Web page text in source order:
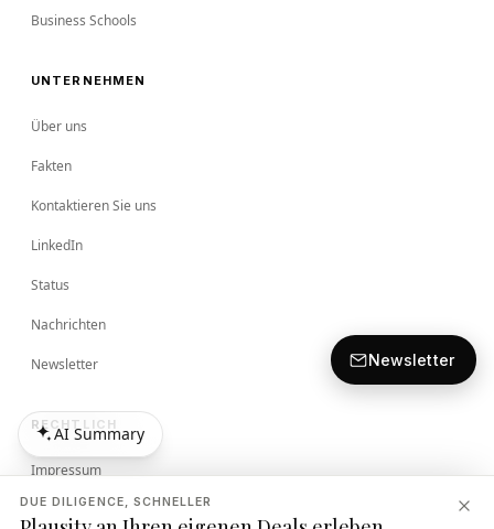
DUE DILIGENCE, SCHNELLER
Business Schools
UNTERNEHMEN
Über uns
Fakten
Kontaktieren Sie uns
LinkedIn
Status
Nachrichten
Newsletter
RECHTLICH
Impressum
Bedingungen
AI Summary
AI Summary
Newsletter